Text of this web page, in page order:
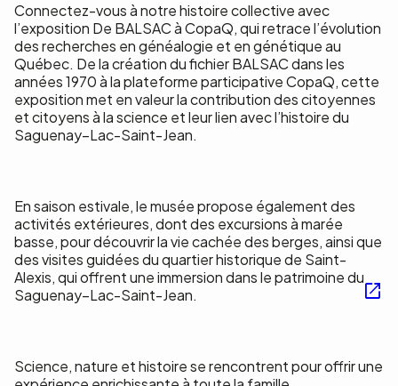
Connectez-vous à notre histoire collective avec
l’exposition De BALSAC à CopaQ, qui retrace l’évolution
des recherches en généalogie et en génétique au
Québec. De la création du fichier BALSAC dans les
années 1970 à la plateforme participative CopaQ, cette
exposition met en valeur la contribution des citoyennes
et citoyens à la science et leur lien avec l’histoire du
Saguenay–Lac-Saint-Jean.
En saison estivale, le musée propose également des
activités extérieures, dont des excursions à marée
basse, pour découvrir la vie cachée des berges, ainsi que
des visites guidées du quartier historique de Saint-
Alexis, qui offrent une immersion dans le patrimoine du
Saguenay–Lac-Saint-Jean.
Science, nature et histoire se rencontrent pour offrir une